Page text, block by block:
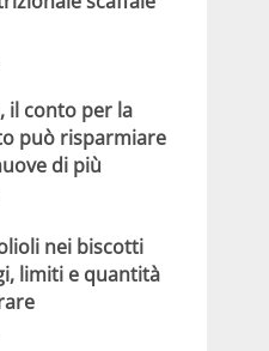
il conto per la
può risparmiare
di più
nei biscotti
limiti e quantità